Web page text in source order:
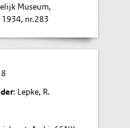
Museum,
nr.283
: Lepke, R.